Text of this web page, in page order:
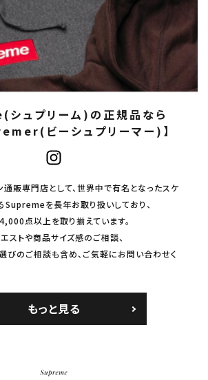
ュプリーム)の正規品なら
ビーシュプリーマー)】
販専門店として、世界中で有名となったスケ
Supremeを長年お取り扱いしており、
点以上を取り揃えています。
ストや商品サイズ感のご相談、
びのご相談も含め、ご気軽にお問い合わせく
もっと見る